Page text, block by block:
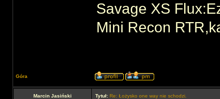
Savage XS
Mini Recon
Góra
Marcin Jasiński Tytuł: Re: Łożysko one way nie schodzi.